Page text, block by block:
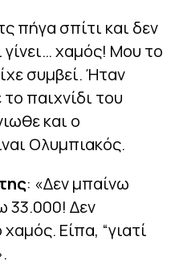
πήγα σπίτι και δεν
χαμός! Μου το
συμβεί. Ήταν
παιχνίδι του
και ο
Ολυμπιακός.
: «Δεν μπαίνω
33.000! Δεν
Είπα, “γιατί